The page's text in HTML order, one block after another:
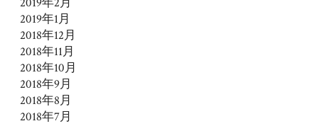
2019年1月
2018年12月
2018年11月
2018年10月
2018年9月
2018年8月
2018年7月